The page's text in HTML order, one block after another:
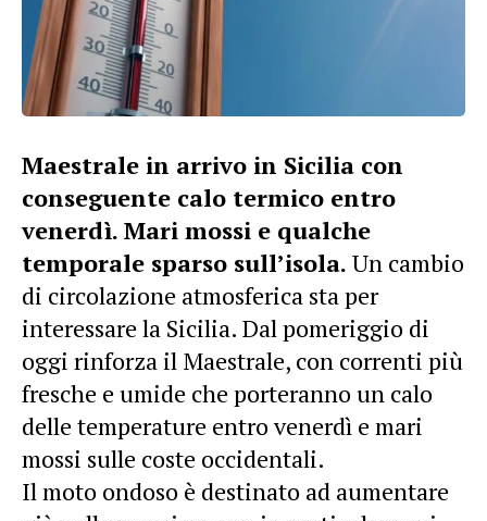
Maestrale in arrivo in Sicilia con
conseguente calo termico entro
venerdì. Mari mossi e qualche
temporale sparso sull’isola. Un cambio
di circolazione atmosferica sta per
interessare la Sicilia. Dal pomeriggio di
oggi rinforza il Maestrale, con correnti più
fresche e umide che porteranno un calo
delle temperature entro venerdì e mari
mossi sulle coste occidentali.
Il moto ondoso è destinato ad aumentare